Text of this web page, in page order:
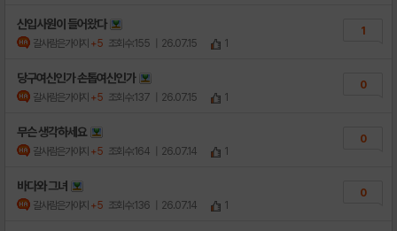
신입사원이 들어왔다
갈사람은가야지 +5 조회수:155 | 26.07.15 1
1
당구여신인가 손톱여신인가
갈사람은가야지 +5 조회수:137 | 26.07.15 1
0
무슨 생각하세요
갈사람은가야지 +5 조회수:164 | 26.07.14 1
0
바다와 그녀
갈사람은가야지 +5 조회수:136 | 26.07.14 1
0